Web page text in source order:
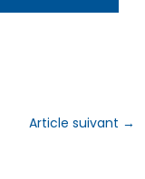
Article suivant →